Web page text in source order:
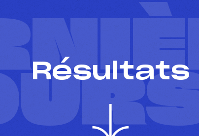
Résultats